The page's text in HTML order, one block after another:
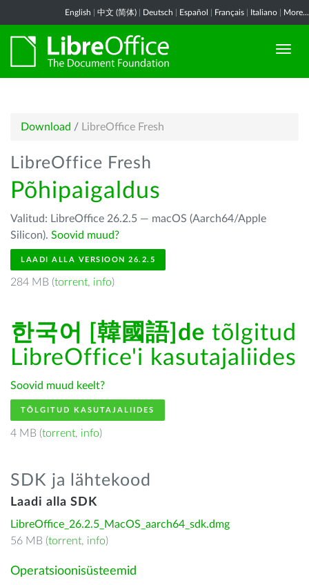
English 中文 (简体) Deutsch Español Français Italiano More...
Download / LibreOffice Fresh
LibreOffice Fresh
Põhipaigaldus
Valitud: LibreOffice 26.2.5 — macOS (Aarch64/Apple
Silicon). Soovid muud?
LAADI ALLA VERSIOON 26.2.5
284 MB (torrent, info)
한국어 [韓國語]de tõlgitud
LibreOffice'i kasutajaliides
Soovid muud keelt?
TÕLGITUD KASUTAJALIIDES
4 MB (torrent, info)
SDK ja lähtekood
Laadi alla SDK
LibreOffice_26.2.5_MacOS_aarch64_sdk.dmg
56 MB (torrent, info)
Operatsioonisüsteemid